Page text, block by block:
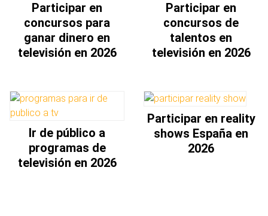
Participar en
concursos para
ganar dinero en
televisión en 2026
Participar en
concursos de
talentos en
televisión en 2026
Ir de público a
programas de
televisión en 2026
Participar en reality
shows España en
2026